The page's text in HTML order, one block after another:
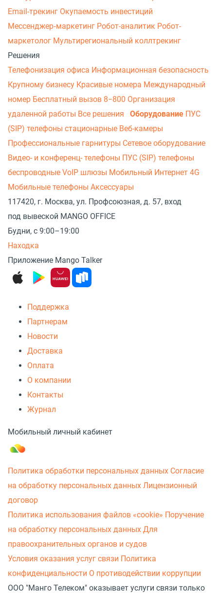
Email-трекинг Окупаемость инвестиций
Мессенджер‑маркетинг Робот-аналитик Робот-
маркетолог Мультирегиональный коллтрекинг
Решения
Телефонизация офиса Информационная безопасность
Крупному бизнесу Красивые номера Международный
номер Бесплатный вызов 8−800 Организация
удаленной работы Все решения Оборудование ПУС
(SIP) телефоны стационарные Веб-камеры
Профессиональные гарнитуры Сетевое оборудование
Видео- и конференц- телефоны ПУС (SIP) телефоны
беспроводные VoIP шлюзы Мобильный Интернет 4G
Мобильные телефоны Аксессуары
117420, г. Москва, ул. Профсоюзная, д. 57, вход
под вывеской MANGO OFFICE
Будни, с 9:00–19:00
Находка
Приложение Mango Talker
Поддержка
Партнерам
Новости
Доставка
Оплата
О компании
Контакты
Журнал
Мобильный личный кабинет
Политика обработки персональных данных Согласие
на обработку персональных данных Лицензионный
договор
Политика использования файлов «cookie» Поручение
на обработку персональных данных Для
правоохранительных органов и судов
Условия оказания услуг связи Политика
конфиденциальности О противодействии коррупции
ООО "Манго Телеком" оказывает услуги связи только